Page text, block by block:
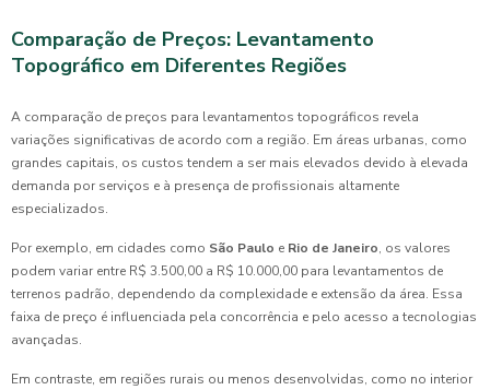
Comparação de Preços: Levantamento
Topográfico em Diferentes Regiões
A comparação de preços para levantamentos topográficos revela
variações significativas de acordo com a região. Em áreas urbanas, como
grandes capitais, os custos tendem a ser mais elevados devido à elevada
demanda por serviços e à presença de profissionais altamente
especializados.
Por exemplo, em cidades como São Paulo e Rio de Janeiro, os valores
podem variar entre R$ 3.500,00 a R$ 10.000,00 para levantamentos de
terrenos padrão, dependendo da complexidade e extensão da área. Essa
faixa de preço é influenciada pela concorrência e pelo acesso a tecnologias
avançadas.
Em contraste, em regiões rurais ou menos desenvolvidas, como no interior